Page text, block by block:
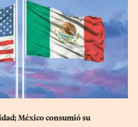
México consumió su